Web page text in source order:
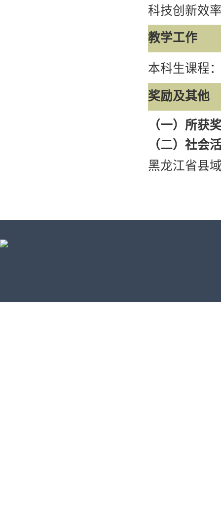
科技创新效
教学工作
本科生课程
奖励及其他
（一） 所获
（二） 社会
黑龙江省县